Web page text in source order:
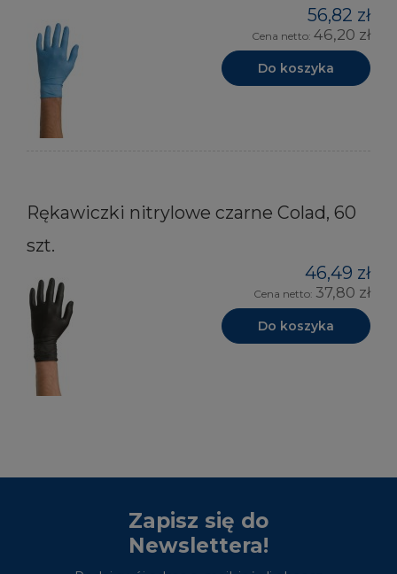
56,82 zł
Cena netto: 46,20 zł
Do koszyka
Rękawiczki nitrylowe czarne Colad, 60
szt.
46,49 zł
Cena netto: 37,80 zł
Do koszyka
Zapisz się do
Newslettera!